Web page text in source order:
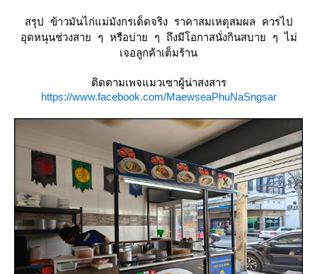
สรุป ข้าวมันไก่แม่มังกรเด็ดจริง ราคาสมเหตุสมผล ควรไป
อุดหนุนช่วงสาย ๆ หรือบ่าย ๆ ถึงมีโอกาสนั่งกินสบาย ๆ ไม่
เจอลูกค้าเต็มร้าน
ติดตามเพจแมวเซาผู้น่าสงสาร
https://www.facebook.com/MaewseaPhuNaSngsar